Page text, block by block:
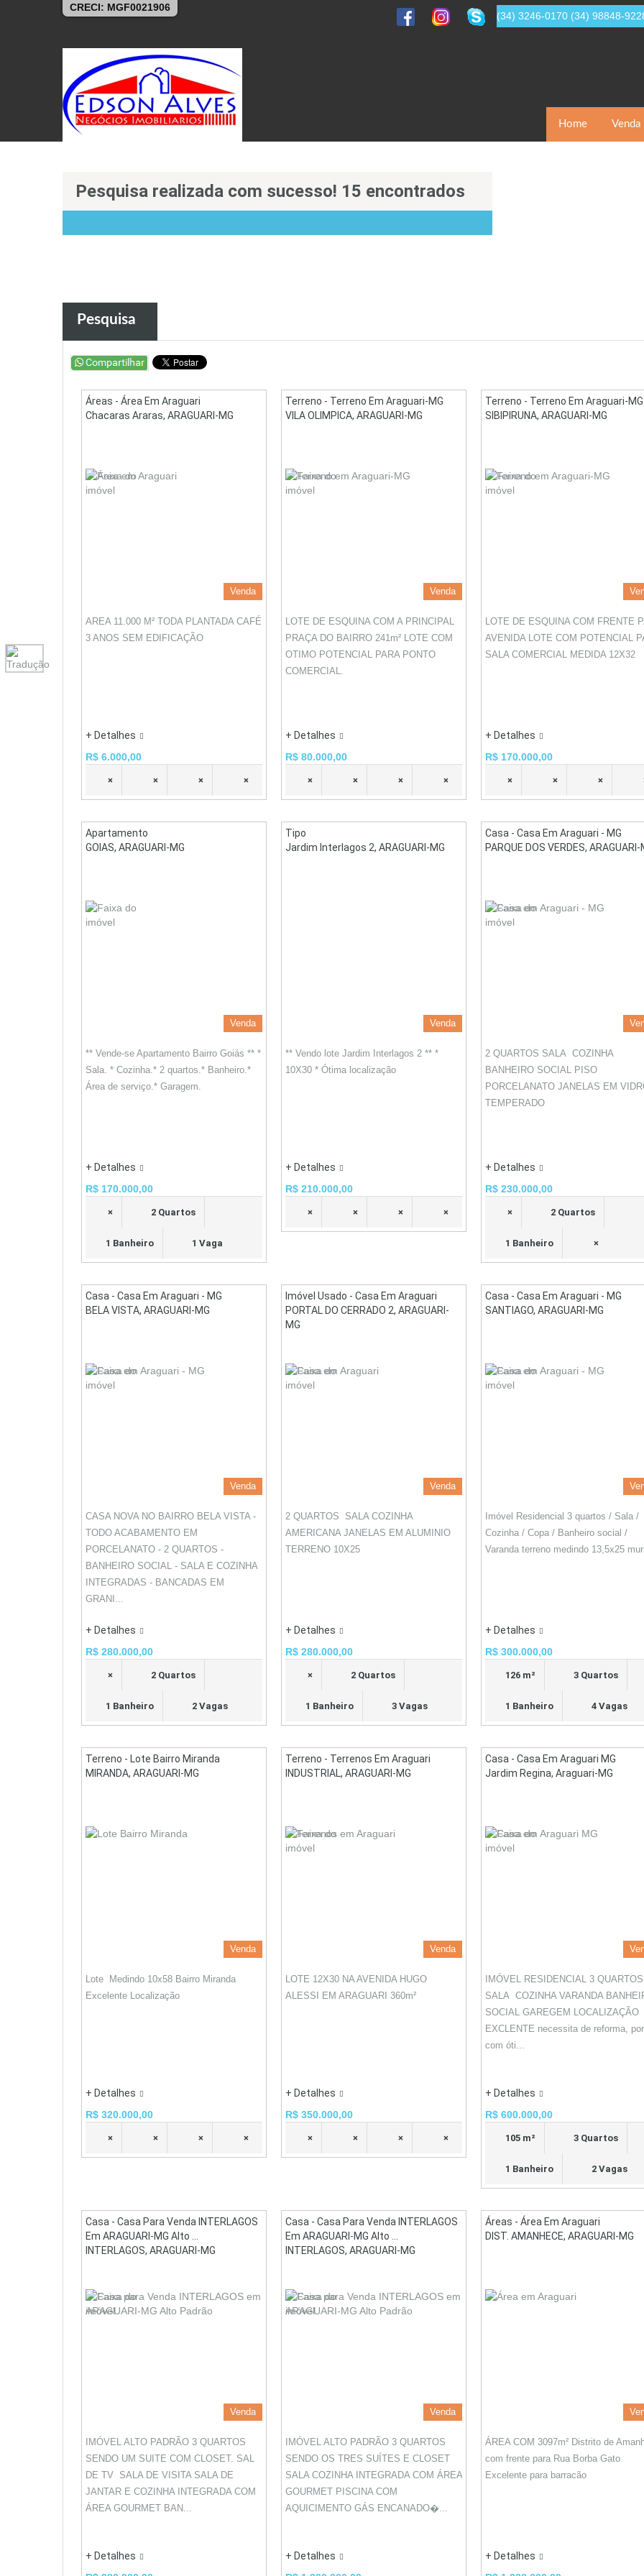
CRECI: MGF0021906
(34) 3246-0170 (34) 98848-
Home Venda
Pesquisa realizada com sucesso! 15 encontrados
Pesquisa
Áreas - Área Em Araguari
Chacaras Araras, ARAGUARI-MG
Venda
AREA 11.000 M² TODA PLANTADA CAFÉ
3 ANOS SEM EDIFICAÇÃO
+ Detalhes
R$ 6.000,00
× × × ×
Terreno - Terreno Em Araguari-MG
VILA OLIMPICA, ARAGUARI-MG
Venda
LOTE DE ESQUINA COM A PRINCIPAL
PRAÇA DO BAIRRO 241m² LOTE COM
OTIMO POTENCIAL PARA PONTO
COMERCIAL.
+ Detalhes
R$ 80.000,00
× × × ×
Terreno - Terreno Em Araguari-MG
SIBIPIRUNA, ARAGUARI-MG
LOTE DE ESQUINA COM FRENTE
AVENIDA LOTE COM POTENCIAL
SALA COMERCIAL MEDIDA 12X32
+ Detalhes
R$ 170.000,00
× × ×
Apartamento
GOIAS, ARAGUARI-MG
Venda
** Vende-se Apartamento Bairro Goiás ** *
Sala. * Cozinha.* 2 quartos.* Banheiro.*
Área de serviço.* Garagem.
+ Detalhes
R$ 170.000,00
× 2 Quartos
1 Banheiro 1 Vaga
Tipo
Jardim Interlagos 2, ARAGUARI-MG
Venda
** Vendo lote Jardim Interlagos 2 ** *
10X30 * Ótima localização
+ Detalhes
R$ 210.000,00
× × × ×
Casa - Casa Em Araguari - MG
PARQUE DOS VERDES, ARAGUARI-
2 QUARTOS SALA COZINHA
BANHEIRO SOCIAL PISO
PORCELANATO JANELAS EM
TEMPERADO
+ Detalhes
R$ 230.000,00
× 2 Quartos
1 Banheiro ×
Casa - Casa Em Araguari - MG
BELA VISTA, ARAGUARI-MG
Venda
CASA NOVA NO BAIRRO BELA VISTA -
TODO ACABAMENTO EM
PORCELANATO - 2 QUARTOS -
BANHEIRO SOCIAL - SALA E COZINHA
INTEGRADAS - BANCADAS EM
GRANI...
+ Detalhes
R$ 280.000,00
× 2 Quartos
1 Banheiro 2 Vagas
Imóvel Usado - Casa Em Araguari
PORTAL DO CERRADO 2, ARAGUARI-
MG
Venda
2 QUARTOS SALA COZINHA
AMERICANA JANELAS EM ALUMINIO
TERRENO 10X25
+ Detalhes
R$ 280.000,00
× 2 Quartos
1 Banheiro 3 Vagas
Casa - Casa Em Araguari - MG
SANTIAGO, ARAGUARI-MG
Imóvel Residencial 3 quartos / Sala /
Cozinha / Copa / Banheiro social /
Varanda terreno medindo 13,5x25
+ Detalhes
R$ 300.000,00
126 m² 3 Quartos
1 Banheiro 4 Vagas
Terreno - Lote Bairro Miranda
MIRANDA, ARAGUARI-MG
Venda
Lote Medindo 10x58 Bairro Miranda
Excelente Localização
+ Detalhes
R$ 320.000,00
× × × ×
Terreno - Terrenos Em Araguari
INDUSTRIAL, ARAGUARI-MG
Venda
LOTE 12X30 NA AVENIDA HUGO
ALESSI EM ARAGUARI 360m²
+ Detalhes
R$ 350.000,00
× × × ×
Casa - Casa Em Araguari MG
Jardim Regina, Araguari-MG
IMÓVEL RESIDENCIAL 3 QUARTOS
SALA COZINHA VARANDA
SOCIAL GAREGEM LOCALIZAÇÃO
EXCLENTE necessita de reforma,
com óti...
+ Detalhes
R$ 600.000,00
105 m² 3 Quartos
1 Banheiro 2 Vagas
Casa - Casa Para Venda INTERLAGOS
Em ARAGUARI-MG Alto ...
INTERLAGOS, ARAGUARI-MG
Venda
IMÓVEL ALTO PADRÃO 3 QUARTOS
SENDO UM SUITE COM CLOSET. SAL
DE TV SALA DE VISITA SALA DE
JANTAR E COZINHA INTEGRADA COM
ÁREA GOURMET BAN...
+ Detalhes
Casa - Casa Para Venda INTERLAGOS
Em ARAGUARI-MG Alto ...
INTERLAGOS, ARAGUARI-MG
Venda
IMÓVEL ALTO PADRÃO 3 QUARTOS
SENDO OS TRES SUÍTES E CLOSET
SALA COZINHA INTEGRADA COM ÁREA
GOURMET PISCINA COM
AQUICIMENTO GÁS ENCANADO�...
+ Detalhes
Áreas - Área Em Araguari
DIST. AMANHECE, ARAGUARI-MG
ÁREA COM 3097m² Distrito de
com frente para Rua Borba Gato
Excelente para barracão
+ Detalhes